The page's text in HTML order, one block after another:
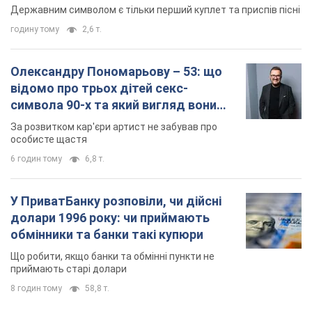
Державним символом є тільки перший куплет та приспів пісні
годину тому 2,6 т.
Олександру Пономарьову – 53: що
відомо про трьох дітей секс-
символа 90-х та який вигляд вони
мають
За розвитком кар'єри артист не забував про
особисте щастя
6 годин тому 6,8 т.
У ПриватБанку розповіли, чи дійсні
долари 1996 року: чи приймають
обмінники та банки такі купюри
Що робити, якщо банки та обмінні пункти не
приймають старі долари
8 годин тому 58,8 т.